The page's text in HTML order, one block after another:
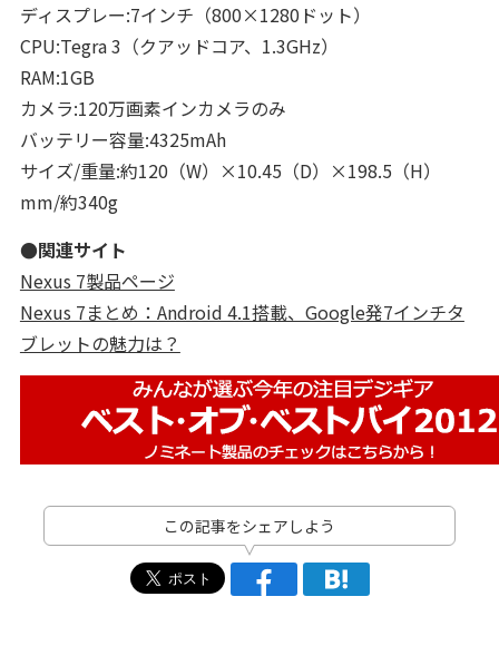
ディスプレー:7インチ（800×1280ドット）
CPU:Tegra 3（クアッドコア、1.3GHz）
RAM:1GB
カメラ:120万画素インカメラのみ
バッテリー容量:4325mAh
サイズ/重量:約120（W）×10.45（D）×198.5（H）
mm/約340g
●関連サイト
Nexus 7製品ページ
Nexus 7まとめ：Android 4.1搭載、Google発7インチタ
ブレットの魅力は？
この記事をシェアしよう